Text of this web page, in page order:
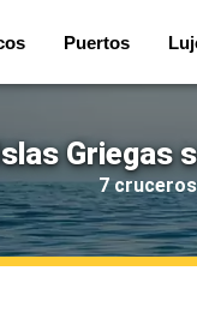
Puertos
Griegas
7